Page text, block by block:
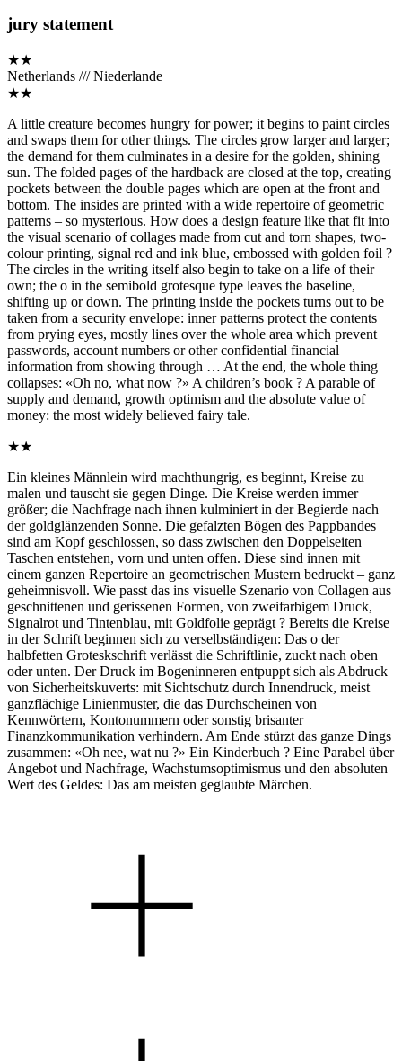
jury statement
★★
Netherlands /// Niederlande
★★
A little creature becomes hungry for power; it begins to paint circles
and swaps them for other things. The circles grow larger and larger;
the demand for them culminates in a desire for the golden, shining
sun. The folded pages of the hardback are closed at the top, creating
pockets between the double pages which are open at the front and
bottom. The insides are printed with a wide repertoire of geometric
patterns – so mysterious. How does a design feature like that fit into
the visual scenario of collages made from cut and torn shapes, two-
colour printing, signal red and ink blue, embossed with golden foil ?
The circles in the writing itself also begin to take on a life of their
own; the o in the semibold grotesque type leaves the baseline,
shifting up or down. The printing inside the pockets turns out to be
taken from a security envelope: inner patterns protect the contents
from prying eyes, mostly lines over the whole area which prevent
passwords, account numbers or other confidential financial
information from showing through … At the end, the whole thing
collapses: «Oh no, what now ?» A children’s book ? A parable of
supply and demand, growth optimism and the absolute value of
money: the most widely believed fairy tale.
★★
Ein kleines Männlein wird machthungrig, es beginnt, Kreise zu
malen und tauscht sie gegen Dinge. Die Kreise werden immer
größer; die Nachfrage nach ihnen kulminiert in der Begierde nach
der goldglänzenden Sonne. Die gefalzten Bögen des Pappbandes
sind am Kopf geschlossen, so dass zwischen den Doppelseiten
Taschen entstehen, vorn und unten offen. Diese sind innen mit
einem ganzen Repertoire an geometrischen Mustern bedruckt – ganz
geheimnisvoll. Wie passt das ins visuelle Szenario von Collagen aus
geschnittenen und gerissenen Formen, von zweifarbigem Druck,
Signalrot und Tintenblau, mit Goldfolie geprägt ? Bereits die Kreise
in der Schrift beginnen sich zu verselbständigen: Das o der
halbfetten Groteskschrift verlässt die Schriftlinie, zuckt nach oben
oder unten. Der Druck im Bogeninneren entpuppt sich als Abdruck
von Sicherheitskuverts: mit Sichtschutz durch Innendruck, meist
ganzflächige Linienmuster, die das Durchscheinen von
Kennwörtern, Kontonummern oder sonstig brisanter
Finanzkommunikation verhindern. Am Ende stürzt das ganze Dings
zusammen: «Oh nee, wat nu ?» Ein Kinderbuch ? Eine Parabel über
Angebot und Nachfrage, Wachstumsoptimismus und den absoluten
Wert des Geldes: Das am meisten geglaubte Märchen.